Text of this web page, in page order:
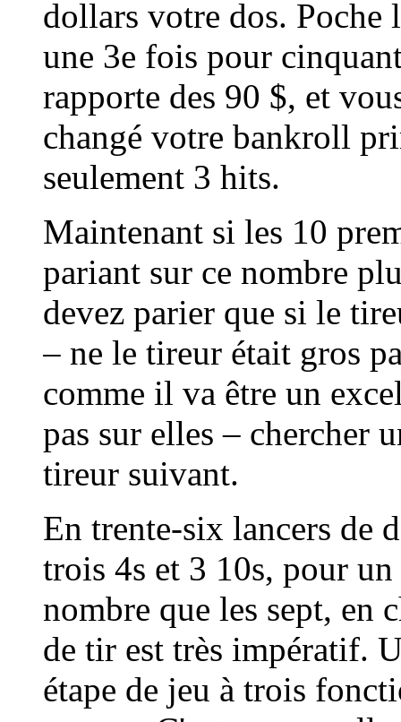
dollars votre dos.
une 3e fois pour
rapporte des 90 $, et
changé votre bankroll
seulement 3 hits.
Maintenant si les 10
pariant sur ce nombre
devez parier que si le
– ne le tireur était gros
comme il va être un
pas sur elles – chercher
tireur suivant.
En trente-six lancers de
trois 4s et 3 10s, pour
nombre que les sept, en
de tir est très impératif.
étape de jeu à trois